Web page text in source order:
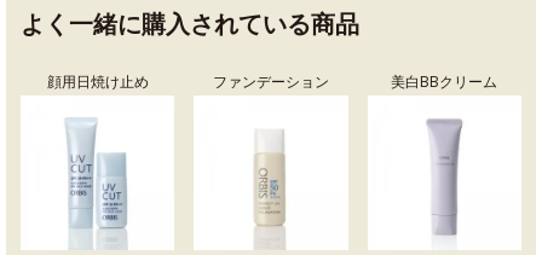
よく一緒に購入されている商品
顔用日焼け止め ファンデーション 美白BBクリーム